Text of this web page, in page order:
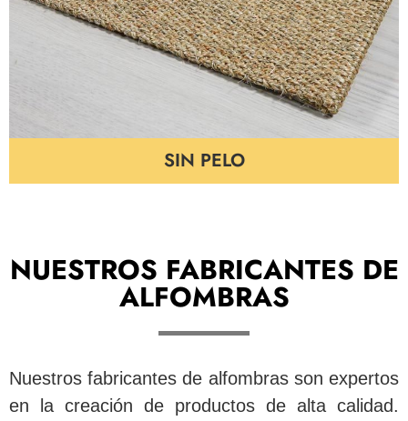
SIN PELO
NUESTROS FABRICANTES DE
ALFOMBRAS
Nuestros fabricantes de alfombras son expertos
en la creación de productos de alta calidad.